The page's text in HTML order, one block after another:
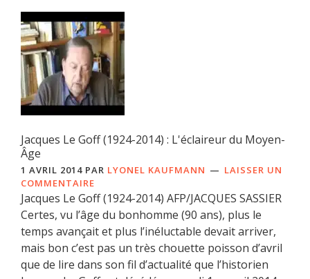
Jacques Le Goff (1924-2014) : L'éclaireur du Moyen-
Âge
1 AVRIL 2014 PAR LYONEL KAUFMANN
LAISSER UN
COMMENTAIRE
Jacques Le Goff (1924-2014) AFP/JACQUES SASSIER
Certes, vu l’âge du bonhomme (90 ans), plus le
temps avançait et plus l’inéluctable devait arriver,
mais bon c’est pas un très chouette poisson d’avril
que de lire dans son fil d’actualité que l’historien